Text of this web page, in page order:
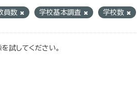
員数 学校基本調査 学校数
試してください。